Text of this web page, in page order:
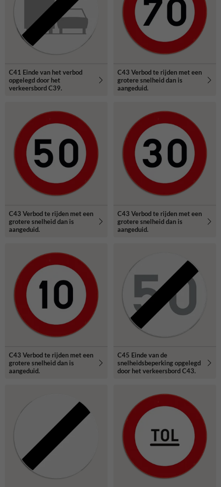
C41 Einde van het verbod
opgelegd door het
verkeersbord C39.
C43 Verbod te rijden met een
grotere snelheid dan is
aangeduid.
C43 Verbod te rijden met een
grotere snelheid dan is
aangeduid.
C43 Verbod te rijden met een
grotere snelheid dan is
aangeduid.
C43 Verbod te rijden met een
grotere snelheid dan is
aangeduid.
C45 Einde van de
snelheidsbeperking opgelegd
door het verkeersbord C43.